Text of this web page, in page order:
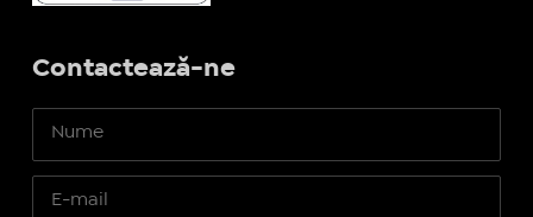
Contactează-ne